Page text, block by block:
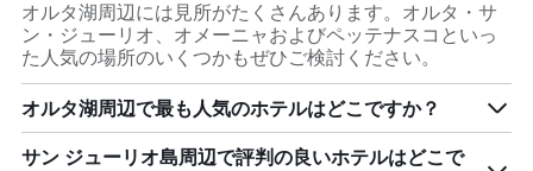
オルタ湖周辺には見所がたくさんあります。オルタ・サ
ン・ジューリオ、オメーニャおよびペッテナスコといっ
た人気の場所のいくつかもぜひご検討ください。
オルタ湖周辺で最も人気のホテルはどこですか？
サン ジューリオ島周辺で評判の良いホテルはどこで